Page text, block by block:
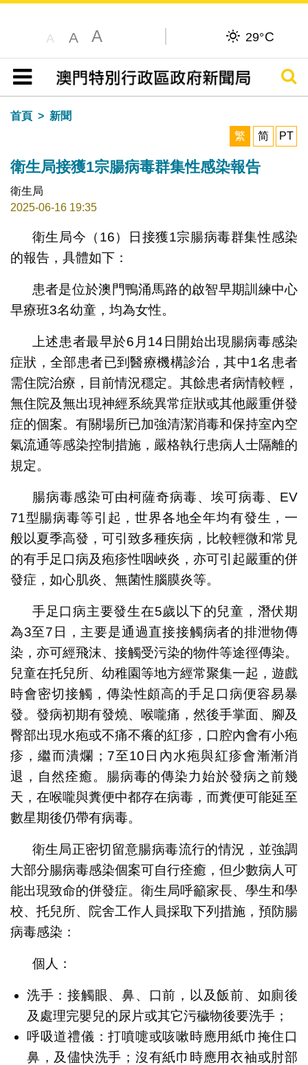
A A A 29°C
目錄
搜尋
首頁
新聞
繁
简 PT
衛生局接獲1宗腸病毒群集性感染報告
衛生局
2025-06-16 19:35
衛生局今（16）日接獲1宗腸病毒群集性感染
的報告，具體如下：
患者是位於澳門鴨涌馬路的啟智早期訓練中心
早療班3名幼童，均為女性。
上述患者最早於6月14日開始出現腸病毒感染
症狀，全部患者已到醫療機構診治，其中1名患者
需住院治療，目前情況穩定。其餘患者病情較輕，
無住院及無出現神經系統異常症狀或其他嚴重併發
症的個案。有關場所已加強清潔消毒和保持室內空
氣流通等感染控制措施，嚴格執行患病人士隔離的
規定。
腸病毒感染可由柯薩奇病毒、埃可病毒、EV
71型腸病毒等引起，世界各地全年均有發生，一
般以夏季高發，可引致多種疾病，比較輕微和常見
的有手足口病及疱疹性咽峽炎，亦可引起嚴重的併
發症，如心肌炎、無菌性腦膜炎等。
手足口病主要發生在5歲以下的兒童，潛伏期
為3至7日，主要是通過直接接觸病者的排泄物傳
染，亦可經飛沫、接觸受污染的物件等途徑傳染。
兒童在托兒所、幼稚園等地方經常聚集一起，遊戲
時會密切接觸，傳染性頗高的手足口病便容易暴
發。發病初期有發燒、喉嚨痛，然後手掌面、腳及
臀部出現水疱或不痛不癢的紅疹，口腔內會有小疱
疹，繼而潰爛；7至10日內水疱與紅疹會漸漸消
退，自然痊癒。腸病毒的傳染力始於發病之前幾
天，在喉嚨與糞便中都存在病毒，而糞便可能延至
數星期後仍帶有病毒。
衛生局正密切留意腸病毒流行的情況，並強調
大部分腸病毒感染個案可自行痊癒，但少數病人可
能出現致命的併發症。衛生局呼籲家長、學生和學
校、托兒所、院舍工作人員採取下列措施，預防腸
病毒感染：
個人：
洗手：接觸眼、鼻、口前，以及飯前、如廁後
及處理完嬰兒的尿片或其它污穢物後要洗手；
呼吸道禮儀：打噴嚏或咳嗽時應用紙巾掩住口
鼻，及儘快洗手；沒有紙巾時應用衣袖或肘部